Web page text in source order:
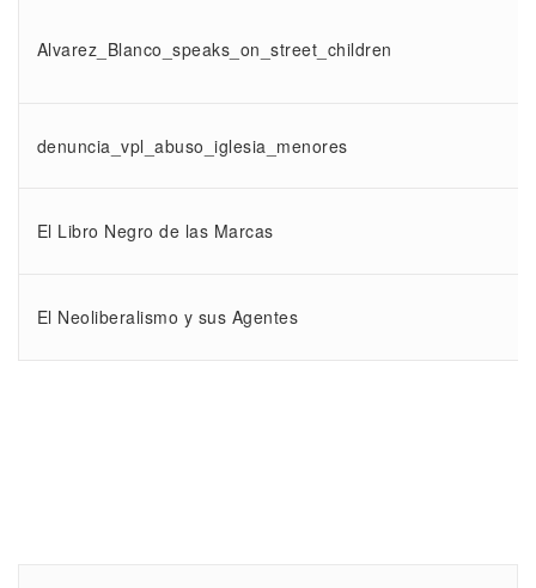
Alvarez_Blanco_speaks_on_street_children
denuncia_vpl_abuso_iglesia_menores
El Libro Negro de las Marcas
El Neoliberalismo y sus Agentes